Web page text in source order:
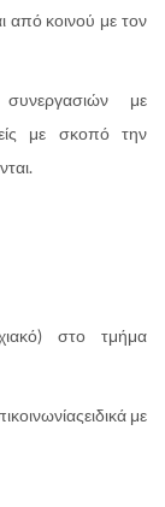
από κοινού με τον
με
με σκοπό την
στο τμήμα
με